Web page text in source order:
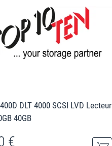
DLT 4000 SCSI LVD Lecteur
40GB
€